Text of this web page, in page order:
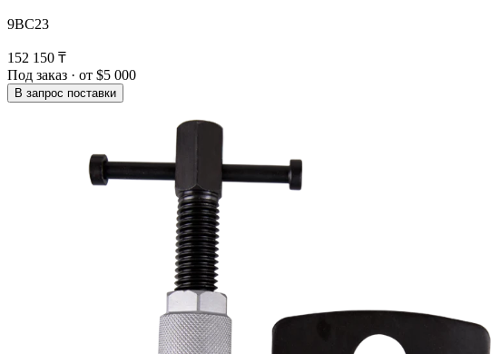
9BC23
152 150 ₸
Под заказ · от $5 000
В запрос поставки